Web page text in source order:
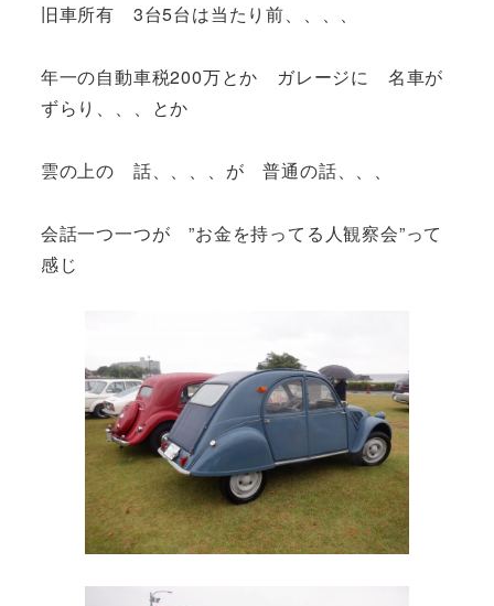
旧車所有 3台5台は当たり前、、、、
年一の自動車税200万とか ガレージに 名車が
ずらり、、、とか
雲の上の 話、、、、が 普通の話、、、
会話一つ一つが ”お金を持ってる人観察会”って
感じ